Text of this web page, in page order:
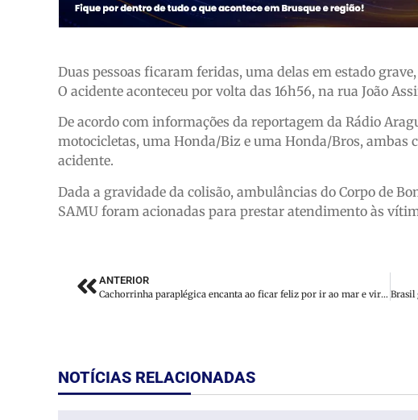
Duas pessoas ficaram feridas, uma delas em estado
O acidente aconteceu por volta das 16h56, na rua João
De acordo com informações da reportagem da Rádio
motocicletas, uma Honda/Biz e uma Honda/Bros,
acidente.
Dada a gravidade da colisão, ambulâncias do Corpo de
SAMU foram acionadas para prestar atendimento às
ANTERIOR
Cachorrinha paraplégica encanta ao ficar feliz por ir ao mar e viraliza; assista
NOTÍCIAS RELACIONADAS